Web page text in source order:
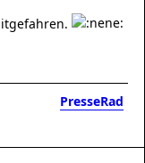
PresseRad